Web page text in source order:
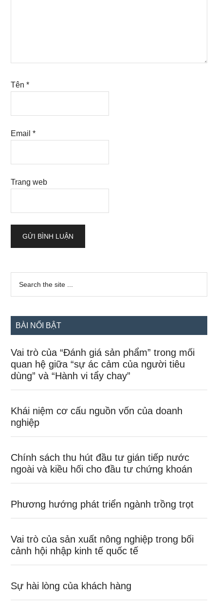
Tên*
Email*
Trang web
Sidebar
chính
...
BÀI NỔI BẬT
Vai trò của “Đánh giá sản phẩm” trong mối
quan hệ giữa “sự ác cảm của người tiêu
dùng” và “Hành vi tẩy chay”
Khái niệm cơ cấu nguồn vốn của doanh
nghiệp
Chính sách thu hút đầu tư gián tiếp nước
ngoài và kiều hối cho đầu tư chứng khoán
Phương hướng phát triển ngành trồng trọt
Vai trò của sản xuất nông nghiệp trong bối
cảnh hội nhập kinh tế quốc tế
Sự hài lòng của khách hàng